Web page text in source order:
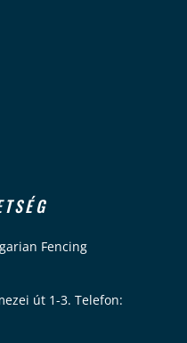
Fencing
út 1-3. Telefon: